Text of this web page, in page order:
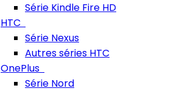
Série Kindle Fire HD
HTC
Série Nexus
Autres séries HTC
OnePlus
Série Nord